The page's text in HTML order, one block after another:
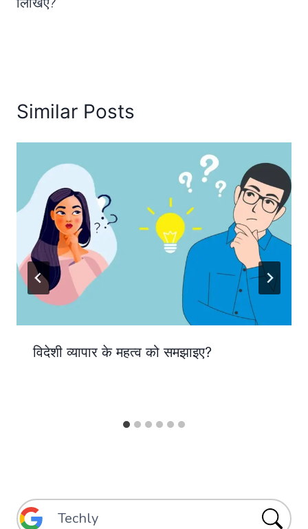
Similar Posts
विदेशी व्यापार के महत्व को समझाइए?